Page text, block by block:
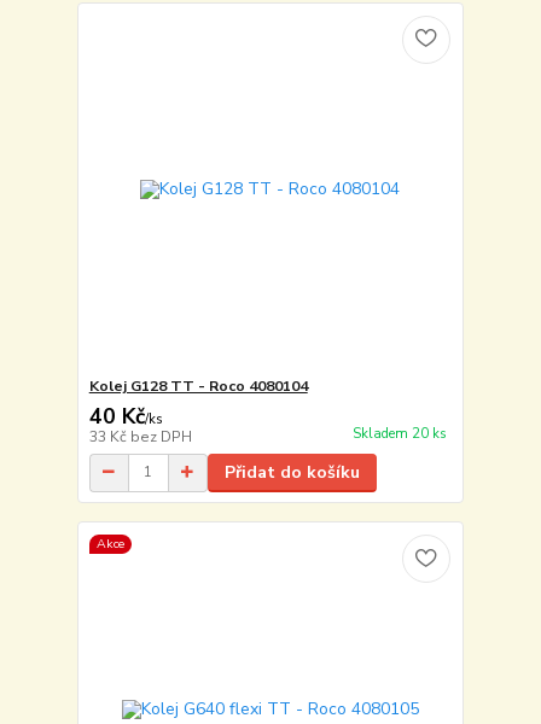
Kolej G128 TT - Roco 4080104
40 Kč/ks
33 Kč bez DPH Skladem 20 ks
Přidat do košíku
Akce